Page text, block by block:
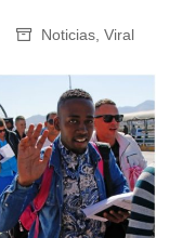
Noticias, Viral